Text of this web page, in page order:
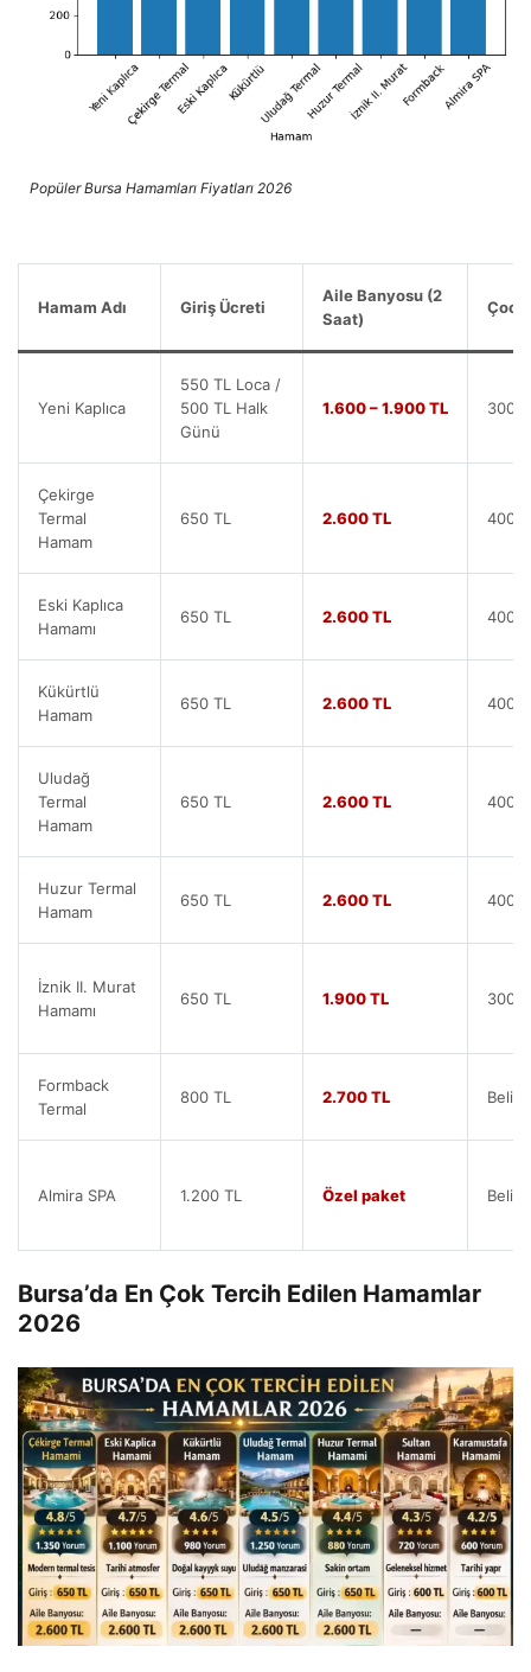
Popüler Bursa Hamamları Fiyatları 2026
Hamam Adı Giriş Ücreti
Aile Banyosu (2
Saat)
Yeni Kaplıca
550 TL Loca /
500 TL Halk
Günü
1.600 – 1.900 TL 300
Çekirge
Termal
Hamam
650 TL 2.600 TL 400
Eski Kaplıca
Hamamı
650 TL 2.600 TL 400
Kükürtlü
Hamam
650 TL 2.600 TL 400
Uludağ
Termal
Hamam
650 TL 2.600 TL 400
Huzur Termal
Hamam
650 TL 2.600 TL 400
İznik II. Murat
Hamamı
650 TL 1.900 TL 300
Formback
Termal
800 TL 2.700 TL
Almira SPA 1.200 TL Özel paket
Bursa’da En Çok Tercih Edilen Hamamlar
2026